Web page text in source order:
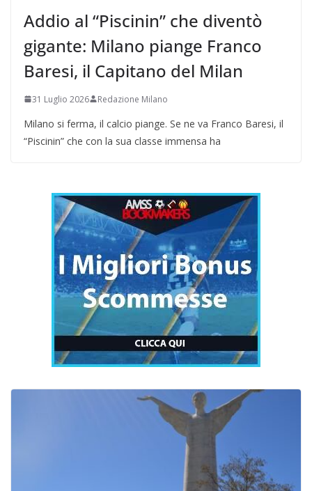
Addio al “Piscinin” che diventò
gigante: Milano piange Franco
Baresi, il Capitano del Milan
31 Luglio 2026 Redazione Milano
Milano si ferma, il calcio piange. Se ne va Franco Baresi, il
“Piscinin” che con la sua classe immensa ha